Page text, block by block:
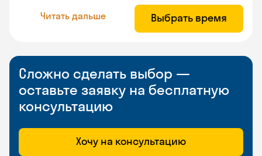
Читать дальше Выбрать время
Сложно сделать выбор —
оставьте заявку на бесплатную
консультацию
Хочу на консультацию